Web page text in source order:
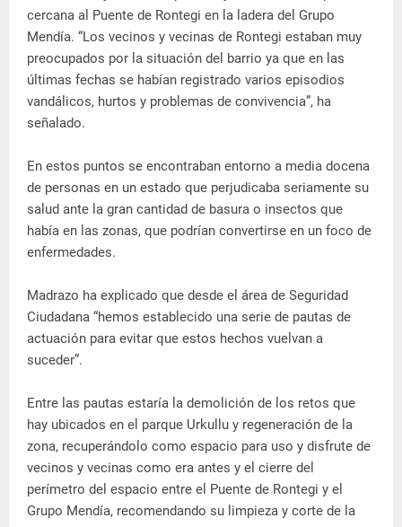
cercana al Puente de Rontegi en la ladera del Grupo
Mendía. “Los vecinos y vecinas de Rontegi estaban muy
preocupados por la situación del barrio ya que en las
últimas fechas se habían registrado varios episodios
vandálicos, hurtos y problemas de convivencia”, ha
señalado.
En estos puntos se encontraban entorno a media docena
de personas en un estado que perjudicaba seriamente su
salud ante la gran cantidad de basura o insectos que
había en las zonas, que podrían convertirse en un foco de
enfermedades.
Madrazo ha explicado que desde el área de Seguridad
Ciudadana “hemos establecido una serie de pautas de
actuación para evitar que estos hechos vuelvan a
suceder”.
Entre las pautas estaría la demolición de los retos que
hay ubicados en el parque Urkullu y regeneración de la
zona, recuperándolo como espacio para uso y disfrute de
vecinos y vecinas como era antes y el cierre del
perímetro del espacio entre el Puente de Rontegi y el
Grupo Mendía, recomendando su limpieza y corte de la